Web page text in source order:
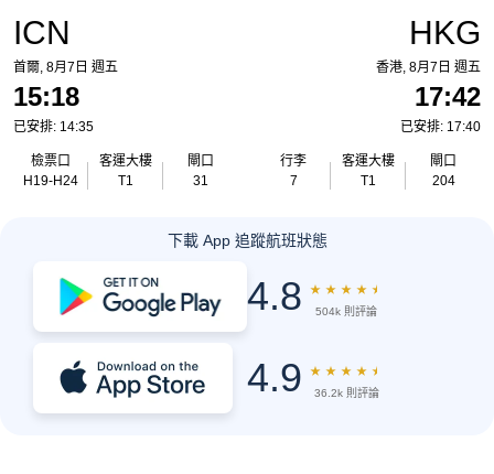
ICN
首爾, 8月7日 週五
15:18
已安排: 14:35
檢票口
H19-H24
客運大樓
T1
閘口
31
HKG
香港, 8月7日 週五
17:42
已安排: 17:40
行李
7
客運大樓
T1
閘口
204
下載 App 追蹤航班狀態
4.8 ★ ★ ★ ★ ★
504k 則評論
4.9 ★ ★ ★ ★ ★
36.2k 則評論